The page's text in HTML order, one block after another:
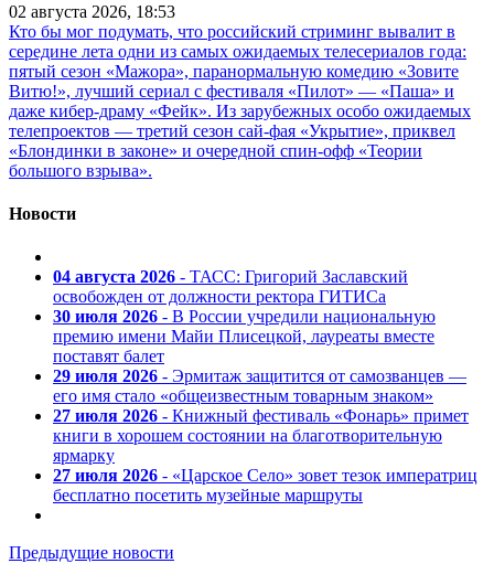
02 августа 2026, 18:53
Кто бы мог подумать, что российский стриминг вывалит в
середине лета одни из самых ожидаемых телесериалов года:
пятый сезон «Мажора», паранормальную комедию «Зовите
Витю!», лучший сериал с фестиваля «Пилот» — «Паша» и
даже кибер-драму «Фейк». Из зарубежных особо ожидаемых
телепроектов — третий сезон сай-фая «Укрытие», приквел
«Блондинки в законе» и очередной спин-офф «Теории
большого взрыва».
Новости
04 августа 2026 - ТАСС: Григорий Заславский
освобожден от должности ректора ГИТИСа
30 июля 2026 - В России учредили национальную
премию имени Майи Плисецкой, лауреаты вместе
поставят балет
29 июля 2026 - Эрмитаж защитится от самозванцев —
его имя стало «общеизвестным товарным знаком»
27 июля 2026 - Книжный фестиваль «Фонарь» примет
книги в хорошем состоянии на благотворительную
ярмарку
27 июля 2026 - «Царское Село» зовет тезок императриц
бесплатно посетить музейные маршруты
Предыдущие новости